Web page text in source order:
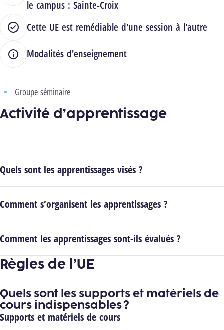
le campus : Sainte-Croix
Cette UE est remédiable d'une session à l'autre
Modalités d'enseignement
Groupe séminaire
Activité d’apprentissage
Quels sont les apprentissages visés ?
Comment s’organisent les apprentissages ?
Comment les apprentissages sont-ils évalués ?
Règles de l’UE
Quels sont les supports et matériels de
cours indispensables ?
Supports et matériels de cours